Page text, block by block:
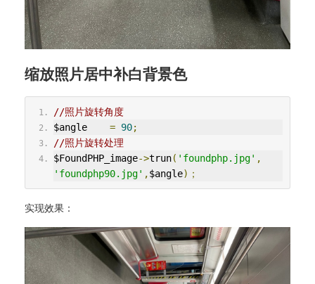
缩放照片居中补白背景色
//照片旋转角度
$angle = 90;
//照片旋转处理
$FoundPHP_image->trun( 'foundphp.jpg' ,
'foundphp90.jpg' ,$angle)；
实现效果：